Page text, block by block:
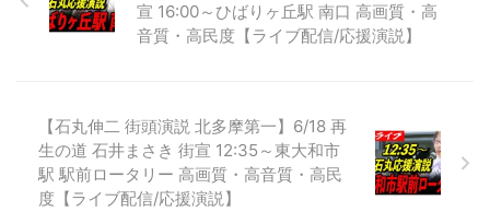
宣 16:00～ひばりヶ丘駅 南口 高画質・高
音質・高民度【ライブ配信/応援演説】
【石丸伸二 街頭演説 北多摩第一】6/18 再
生の道 石井まさき 街宣 12:35～東大和市
駅 駅前ロータリー 高画質・高音質・高民
度【ライブ配信/応援演説】